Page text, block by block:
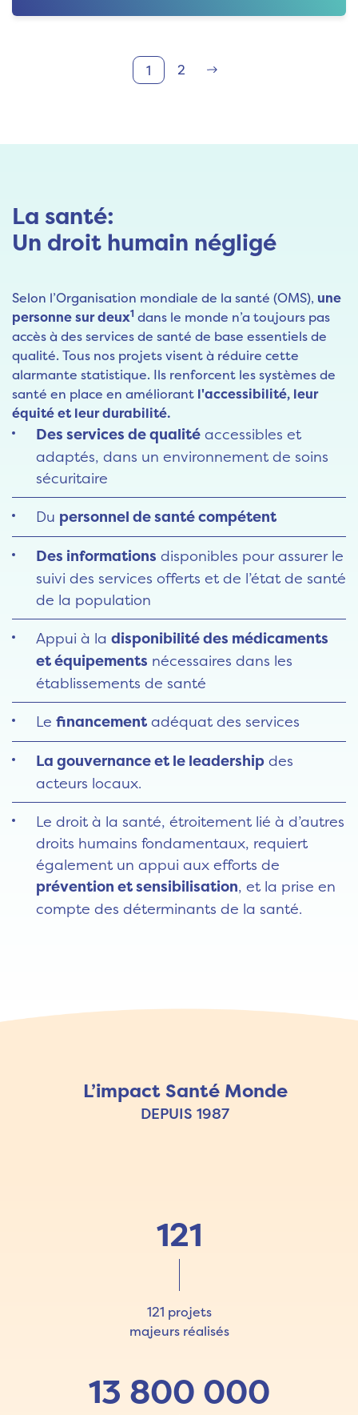
1 2 Suivant
La santé:
Un droit humain négligé
Selon l’Organisation mondiale de la santé (OMS), une
personne sur deux1 dans le monde n’a toujours pas
accès à des services de santé de base essentiels de
qualité. Tous nos projets visent à réduire cette
alarmante statistique. Ils renforcent les systèmes de
santé en place en améliorant l'accessibilité, leur
équité et leur durabilité.
Des services de qualité accessibles et
adaptés, dans un environnement de soins
sécuritaire
Du personnel de santé compétent
Des informations disponibles pour assurer le
suivi des services offerts et de l’état de santé
de la population
Appui à la disponibilité des médicaments
et équipements nécessaires dans les
établissements de santé
Le financement adéquat des services
La gouvernance et le leadership des
acteurs locaux.
Le droit à la santé, étroitement lié à d’autres
droits humains fondamentaux, requiert
également un appui aux efforts de
prévention et sensibilisation, et la prise en
compte des déterminants de la santé.
L’impact Santé Monde
DEPUIS 1987
121
121 projets
majeurs réalisés
13 800 000